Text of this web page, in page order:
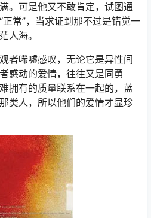
。可是他又不敢肯定，试图通
常”，当求证到那不过是错觉一
人海。
者唏嘘感叹，无论它是异性间
感动的爱情，往往又是同勇
拥有的质量联系在一起的，蓝
类人，所以他们的爱情才显珍